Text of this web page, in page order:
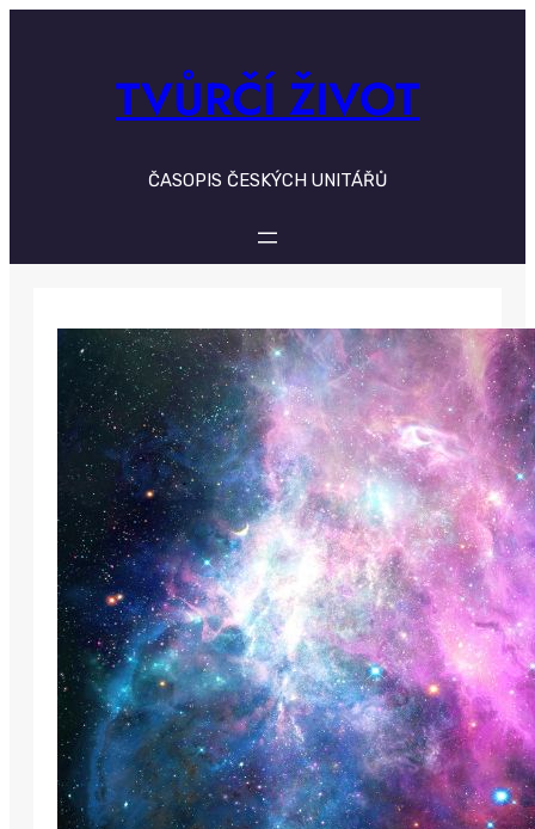
TVŮRČÍ ŽIVOT
ČASOPIS ČESKÝCH UNITÁŘŮ